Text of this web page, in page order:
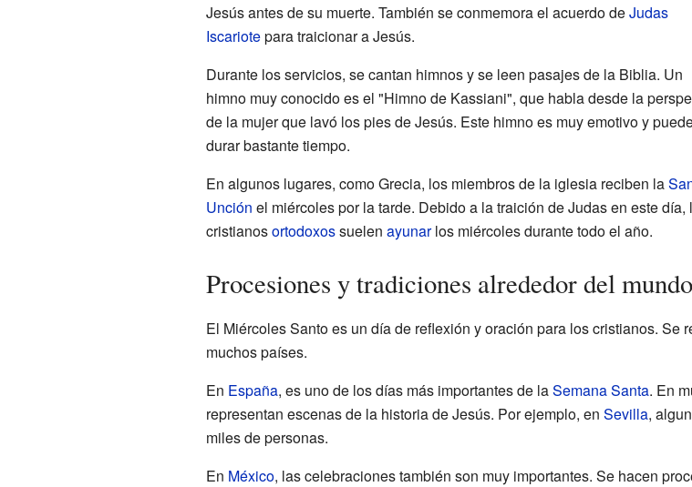
Jesús antes de su muerte. También se conmemora el acuerdo deJudas
Iscariotepara traicionar a Jesús.
Durante los servicios, se cantan himnos y se leen pasajes de la Biblia. Un
himno muy conocido es el "Himno de Kassiani", que habla desde la
de la mujer que lavó los pies de Jesús. Este himno es muy emotivo y
durar bastante tiempo.
En algunos lugares, como Grecia, los miembros de la iglesia reciben la
Unción el miércoles por la tarde. Debido a la traición de Judas en este día,
cristianosortodoxossuelen ayunarlos miércoles durante todo el año.
Procesiones y tradiciones alrededor del mundo
El Miércoles Santo es un día de reflexión y oración para los cristianos. Se
muchos países.
En España, es uno de los días más importantes de laSemana Santa. En
representan escenas de la historia de Jesús. Por ejemplo, en Sevilla,
miles de personas.
En México, las celebraciones también son muy importantes. Se hacen